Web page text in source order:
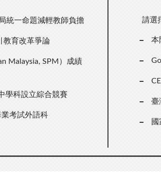
統一命題減輕教師負擔
教育改革爭論
Malaysia, SPM）成績
學科設立綜合競賽
考試外語科
請選
本
臺